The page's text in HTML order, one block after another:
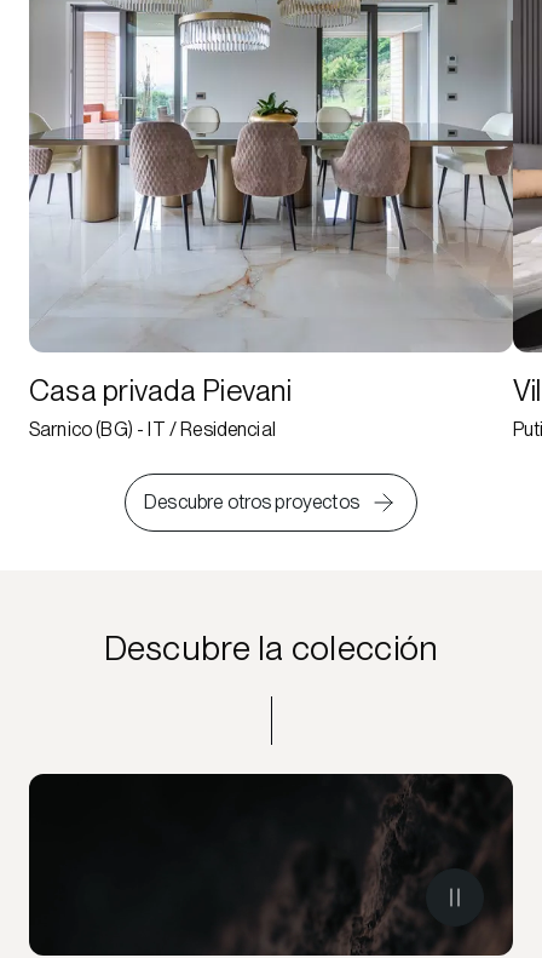
Casa privada Pievani
Sarnico (BG) - IT / Residencial
Descubre otros proyectos
Descubre la colección